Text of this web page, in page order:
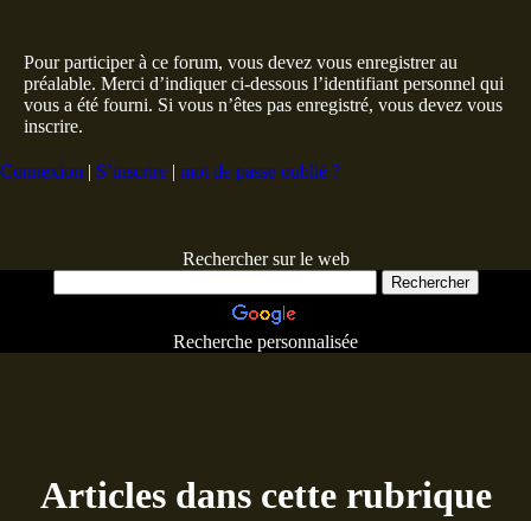
Pour participer à ce forum, vous devez vous enregistrer au
préalable. Merci d’indiquer ci-dessous l’identifiant personnel qui
vous a été fourni. Si vous n’êtes pas enregistré, vous devez vous
inscrire.
Connexion S’inscrire mot de passe oublié ?
Rechercher sur le web
Recherche personnalisée
Articles dans cette rubrique